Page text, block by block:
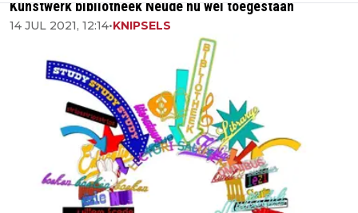
Kunstwerk bibliotheek Neude nu wel toegestaan
14 JUL 2021, 12:14•KNIPSELS